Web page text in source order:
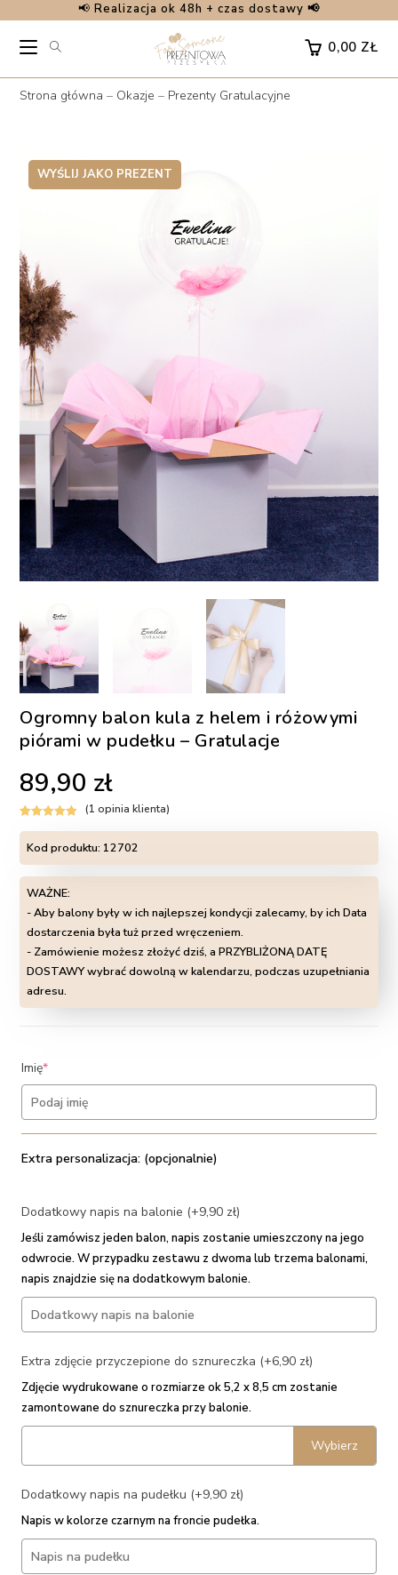
content
📢 Realizacja ok 48h + czas dostawy 📢
0,00 ZŁ
Strona główna – Okazje – Prezenty Gratulacyjne
WYŚLIJ JAKO PREZENT
Ogromny balon kula z helem i różowymi
piórami w pudełku – Gratulacje
89,90 zł
5.00
na 5 na
podstawie
oceny klienta
(1 opinia klienta)
Kod produktu: 12702
WAŻNE:
- Aby balony były w ich najlepszej kondycji zalecamy, by ich Data
dostarczenia była tuż przed wręczeniem.
- Zamówienie możesz złożyć dziś, a PRZYBLIŻONĄ DATĘ
DOSTAWY wybrać dowolną w kalendarzu, podczas uzupełniania
adresu.
Imię*(required)
Extra personalizacja: (opcjonalnie)
Dodatkowy napis na balonie (+9,90 zł)
Jeśli zamówisz jeden balon, napis zostanie umieszczony na jego
odwrocie. W przypadku zestawu z dwoma lub trzema balonami,
napis znajdzie się na dodatkowym balonie.
Extra zdjęcie przyczepione do sznureczka (+6,90 zł)
Zdjęcie wydrukowane o rozmiarze ok 5,2 x 8,5 cm zostanie
zamontowane do sznureczka przy balonie.
Wybierz
Dodatkowy napis na pudełku (+9,90 zł)
Napis w kolorze czarnym na froncie pudełka.